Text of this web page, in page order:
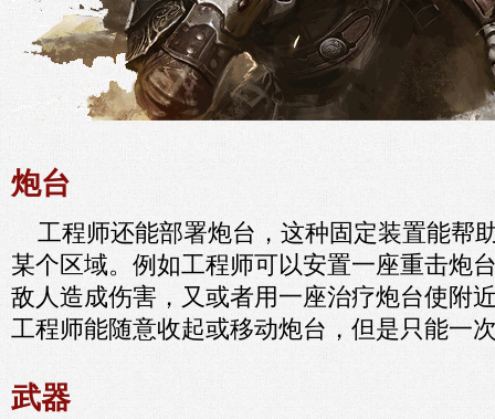
炮台
工程师还能部署炮台，这种固定装置能帮
某个区域。例如工程师可以安置一座重击炮
敌人造成伤害，又或者用一座治疗炮台使附
工程师能随意收起或移动炮台，但是只能一
武器